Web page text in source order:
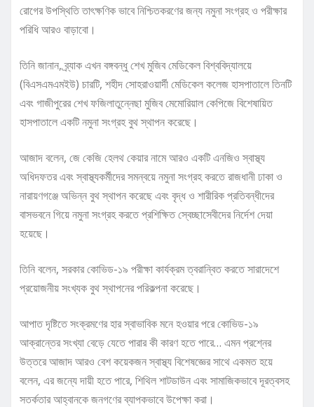
রোগের উপস্থিতি তাৎক্ষণিক ভাবে নিশ্চিতকরণের জন্য নমুনা সংগ্রহ ও পরীক্ষার
পরিধি আরও বাড়াবো।
তিনি জানান, ব্র্যাক এখন বঙ্গবন্ধু শেখ মুজিব মেডিকেল বিশ্ববিদ্যালয়ে
(বিএসএমএমইউ) চারটি, শহীদ সোহরাওয়ার্দী মেডিকেল কলেজ হাসপাতালে তিনটি
এবং গাজীপুরের শেখ ফজিলাতুন্নেছা মুজিব মেমোরিয়াল কেপিজে বিশেষায়িত
হাসপাতালে একটি নমুনা সংগ্রহ বুথ স্থাপন করেছে।
আজাদ বলেন, জে কেজি হেলথ কেয়ার নামে আরও একটি এনজিও স্বাস্থ্য
অধিদফতর এবং স্বাস্থ্যকর্মীদের সমন্বয়ে নমুনা সংগ্রহ করতে রাজধানী ঢাকা ও
নারায়ণগঞ্জে অভিন্ন বুথ স্থাপন করেছে এবং বৃদ্ধ ও শারীরিক প্রতিবন্ধীদের
বাসভবনে গিয়ে নমুনা সংগ্রহ করতে প্রশিক্ষিত স্বেচ্ছাসেবীদের নির্দেশ দেয়া
হয়েছে।
তিনি বলেন, সরকার কোভিড-১৯ পরীক্ষা কার্যক্রম ত্বরান্বিত করতে সারাদেশে
প্রয়োজনীয় সংখ্যক বুথ স্থাপনের পরিকল্পনা করেছে।
আপাত দৃষ্টিতে সংক্রমণের হার স্বাভাবিক মনে হওয়ার পরে কোভিড-১৯
আক্রান্তের সংখ্যা বেড়ে যেতে পারার কী কারণ হতে পারে… এমন প্রশ্নের
উত্তরে আজাদ আরও বেশ কয়েকজন স্বাস্থ্য বিশেষজ্ঞের সাথে একমত হয়ে
বলেন, এর জন্যে দায়ী হতে পারে, শিথিল শাটডাউন এবং সামাজিকভাবে দূরত্বসহ
সতর্কতার আহ্বানকে জনগণের ব্যাপকভাবে উপেক্ষা করা।